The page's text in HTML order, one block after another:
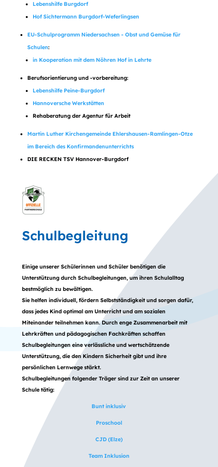
Lebenshilfe Burgdorf
Hof Sichtermann Burgdorf-Weferlingsen
EU-Schulprogramm Niedersachsen - Obst und Gemüse für
Schulen:
in Kooperation mit dem Nöhren Hof in Lehrte
Berufsorientierung und -vorbereitung:
Lebenshilfe Peine-Burgdorf
Hannoversche Werkstätten
Rehaberatung der Agentur für Arbeit
Martin Luther Kirchengemeinde Ehlershausen-Ramlingen-Otze
im Bereich des Konfirmandenunterrichts
DIE RECKEN TSV Hannover-Burgdorf
Schulbegleitung
Einige unserer Schülerinnen und Schüler benötigen die
Unterstützung durch Schulbegleitungen, um ihren Schulalltag
bestmöglich zu bewältigen.
Sie helfen individuell, fördern Selbstständigkeit und sorgen dafür,
dass jedes Kind optimal am Unterricht und am sozialen
Miteinander teilnehmen kann. Durch enge Zusammenarbeit mit
Lehrkräften und pädagogischen Fachkräften schaffen
Schulbegleitungen eine verlässliche und wertschätzende
Unterstützung, die den Kindern Sicherheit gibt und ihre
persönlichen Lernwege stärkt.
Schulbegleitungen folgender Träger sind zur Zeit an unserer
Schule tätig:
Bunt inklusiv
Proschool
CJD (Elze)
Team Inklusion